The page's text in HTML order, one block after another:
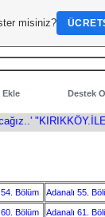
Ekle Destek
Bölüm Adanalı 55.
Bölüm Adanalı 61.
misiniz?